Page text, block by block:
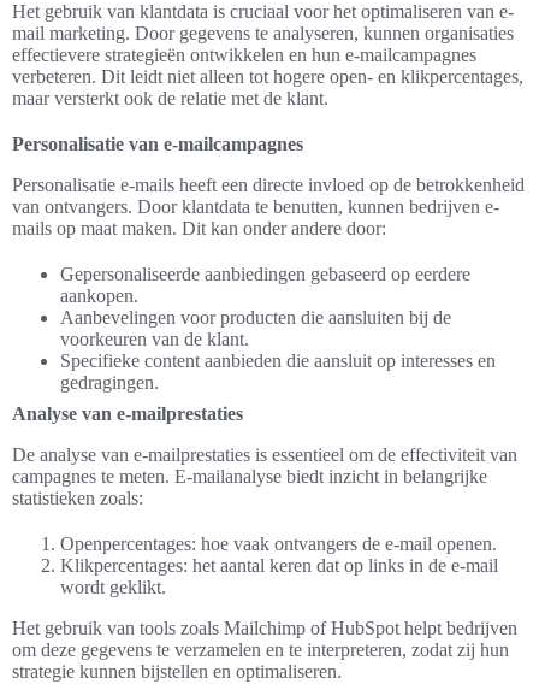
Het gebruik van klantdata is cruciaal voor het optimaliseren van e-
mail marketing. Door gegevens te analyseren, kunnen organisaties
effectievere strategieën ontwikkelen en hun e-mailcampagnes
verbeteren. Dit leidt niet alleen tot hogere open- en klikpercentages,
maar versterkt ook de relatie met de klant.
Personalisatie van e-mailcampagnes
Personalisatie e-mails heeft een directe invloed op de betrokkenheid
van ontvangers. Door klantdata te benutten, kunnen bedrijven e-
mails op maat maken. Dit kan onder andere door:
Gepersonaliseerde aanbiedingen gebaseerd op eerdere
aankopen.
Aanbevelingen voor producten die aansluiten bij de
voorkeuren van de klant.
Specifieke content aanbieden die aansluit op interesses en
gedragingen.
Analyse van e-mailprestaties
De analyse van e-mailprestaties is essentieel om de effectiviteit van
campagnes te meten. E-mailanalyse biedt inzicht in belangrijke
statistieken zoals:
Openpercentages: hoe vaak ontvangers de e-mail openen.
Klikpercentages: het aantal keren dat op links in de e-mail
wordt geklikt.
Het gebruik van tools zoals Mailchimp of HubSpot helpt bedrijven
om deze gegevens te verzamelen en te interpreteren, zodat zij hun
strategie kunnen bijstellen en optimaliseren.